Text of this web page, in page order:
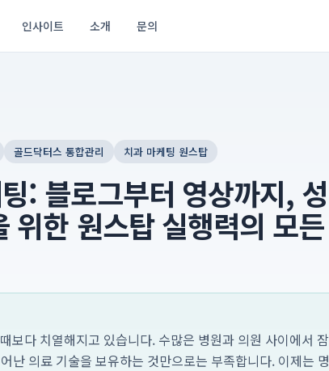
인사이트 소개 문의
골드닥터스 통합관리 치과 마케팅 원스탑
: 블로그부터 영상까지, 성
위한 원스탑 실행력의 모든
보다 치열해지고 있습니다. 수많은 병원과 의원 사이에서 잠
난 의료 기술을 보유하는 것만으로는 부족합니다. 이제는 명